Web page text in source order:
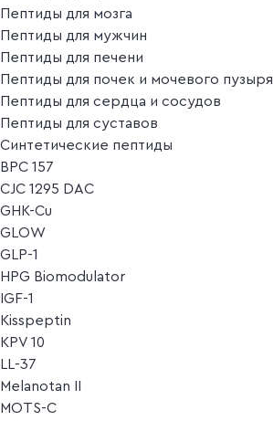
Пептиды для мозга
Пептиды для мужчин
Пептиды для печени
Пептиды для почек и мочевого пузыря
Пептиды для сердца и сосудов
Пептиды для суставов
Синтетические пептиды
BPC 157
CJC 1295 DAC
GHK-Cu
GLOW
GLP-1
HPG Biomodulator
IGF-1
Kisspeptin
KPV 10
LL-37
Melanotan II
MOTS-C